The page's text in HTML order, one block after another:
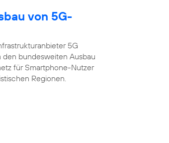
von 5G-
5G
bundesweiten Ausbau
für Smartphone-Nutzer
Regionen.